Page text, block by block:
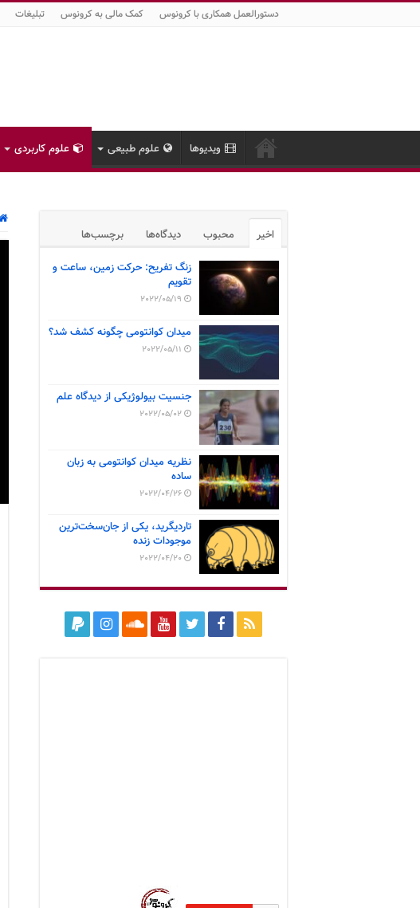
دستورالعمل همکاری با کرونوس کمک مالی به کرونوس تبلیغات
ویدیوها علوم طبیعی علوم کاربردی
اخیر محبوب دیدگاه‌ها برچسب‌ها
زنگ تفریح: حرکت زمین، ساعت و
تقویم
2022/05/19
میدان کوانتومی چگونه کشف شد؟
2022/05/11
جنسیت بیولوژیکی از دیدگاه علم
2022/05/02
نظریه میدان کوانتومی به زبان
ساده
2022/04/26
تاردیگرید، یکی از جان‌سخت‌ترین
موجودات زنده
2022/04/20